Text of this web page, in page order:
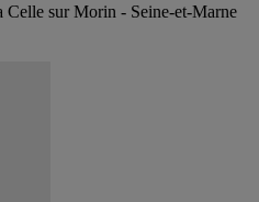
Celle sur Morin - Seine-et-Marne